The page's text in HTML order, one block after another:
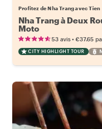
Profitez de Nha Trang avec Tien
Nha Trang à Deux
Moto
53 avis • €37.65
CITY HIGHLIGHT TOUR